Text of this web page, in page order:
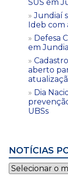
SUS em
Jundiaí
Ideb com
Defesa
em
aberto
Dia
UBSs
NOTÍCIAS
Notícias